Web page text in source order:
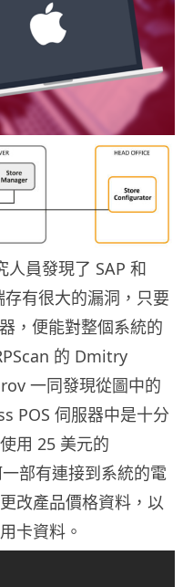
人員發現了 SAP 和
有很大的漏洞，只要
，便能對整個系統的
的 Dmitry
一同發現從圖中的
POS 伺服器中是十分
用 25 美元的
部有連接到系統的電
改產品價格資料，以
卡資料。